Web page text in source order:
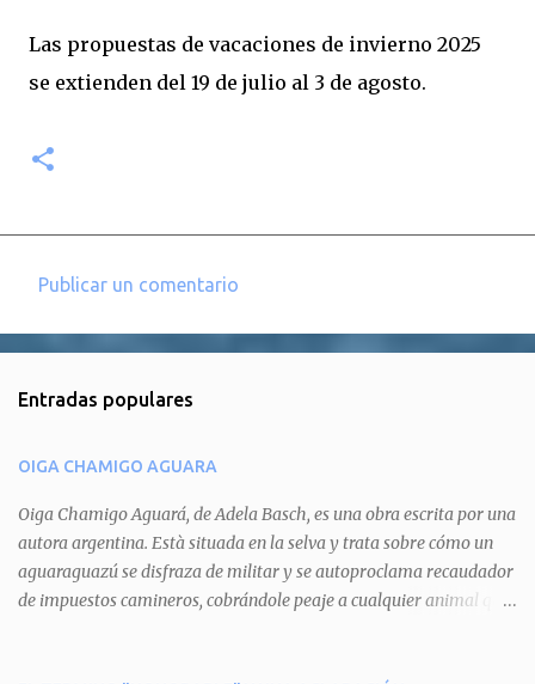
Las propuestas de vacaciones de invierno 2025
se extienden del 19 de julio al 3 de agosto.
e
t
a
r
i
o
Publicar un comentario
Entradas populares
OIGA CHAMIGO AGUARA
Oiga Chamigo Aguará, de Adela Basch, es una obra escrita por una
autora argentina. Està situada en la selva y trata sobre cómo un
aguaraguazú se disfraza de militar y se autoproclama recaudador
de impuestos camineros, cobrándole peaje a cualquier animal que